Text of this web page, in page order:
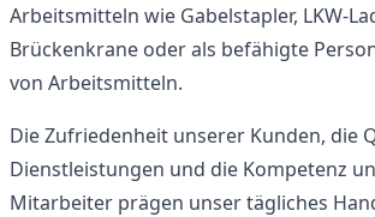
Arbeitsmitteln wie Gabelstapler, LKW-
Brückenkrane oder als befähigte
von Arbeitsmitteln.
Die Zufriedenheit unserer Kunden, die
Dienstleistungen und die Kompetenz
Mitarbeiter prägen unser tägliches